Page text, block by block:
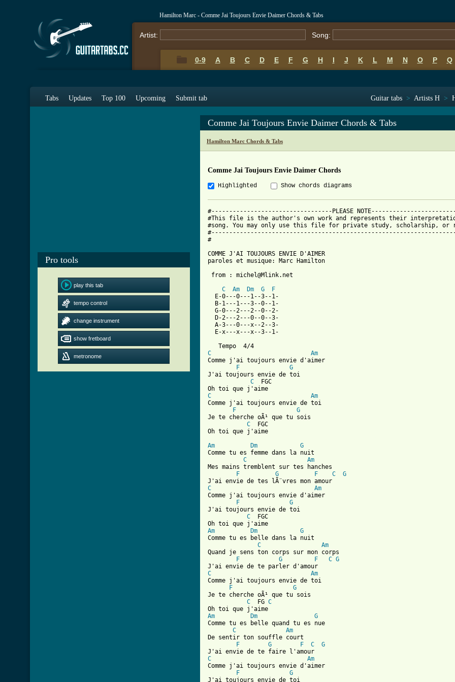
Hamilton Marc - Comme Jai Toujours Envie Daimer Chords & Tabs
Artist: Song:
0-9 A B C D E F G H I J K L M N O P Q
Tabs Updates Top 100 Upcoming Submit tab Guitar tabs > Artists H >
Pro tools
play this tab
tempo control
change instrument
show fretboard
metronome
Comme Jai Toujours Envie Daimer Chords & Tabs
Hamilton Marc Chords & Tabs
Comme Jai Toujours Envie Daimer Chords
Highlighted Show chords diagrams
#----------------------------------PLEASE
#This file is the author's own work and represents their
#song. You may only use this file for private study, scholarship, or
#
COMME J'AI TOUJOURS ENVIE D'AIMER
paroles et musique: Marc Hamilton
from : michel@Mlink.net
C
Am Dm G
F
  E-0---0---1--3--1-
  B-1---1---3--0--1-
  G-0---2---2--0--2-
  D-2---2---0--0--3-
  A-3---0---x--2--3-
  E-x---x---x--3--1-
C
Am
Comme j'ai toujours envie d'aimer
F
G
J'ai toujours envie de toi
C
  FGC
C
Am
Comme j'ai toujours envie de toi
F
G
Je te cherche oÃ¹ que tu sois
C
  FGC
Am
Dm
G
Comme tu es femme dans la nuit
C
Am
Mes mains tremblent sur tes hanches
F
G F C
G
C
Am
Comme j'ai toujours envie d'aimer
F
G
J'ai toujours envie de toi
C
  FGC
Am
Dm
G
Comme tu es belle dans la nuit
C
Am
Quand je sens ton corps sur mon corps
F
G F C G
C
Am
Comme j'ai toujours envie de toi
F
G
Je te cherche oÃ¹ que tu sois
C
  FG
C
Am
Dm
G
Comme tu es belle quand tu es nue
C
Am
De sentir ton souffle court
F
G F C
G
C
Am
Comme j'ai toujours envie d'aimer
F
G
J'ai toujours envie de toi